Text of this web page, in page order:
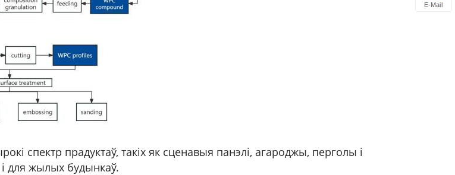
спектр прадуктаў, такіх як сценавыя панэлі, агароджы, перголы і
для жылых будынкаў.
E-Mail